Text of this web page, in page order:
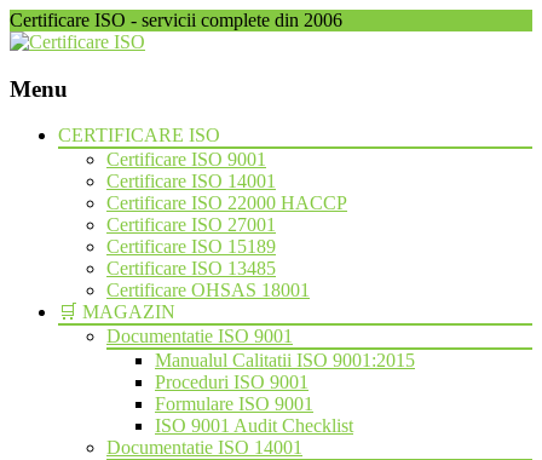
Certificare ISO - servicii complete din 2006
Menu
Skip
CERTIFICARE ISO
Certificare ISO 9001
Certificare ISO 14001
Certificare ISO 22000 HACCP
Certificare ISO 27001
Certificare ISO 15189
Certificare ISO 13485
Certificare OHSAS 18001
🛒 MAGAZIN
Documentatie ISO 9001
Manualul Calitatii ISO 9001:2015
Proceduri ISO 9001
Formulare ISO 9001
ISO 9001 Audit Checklist
Documentatie ISO 14001